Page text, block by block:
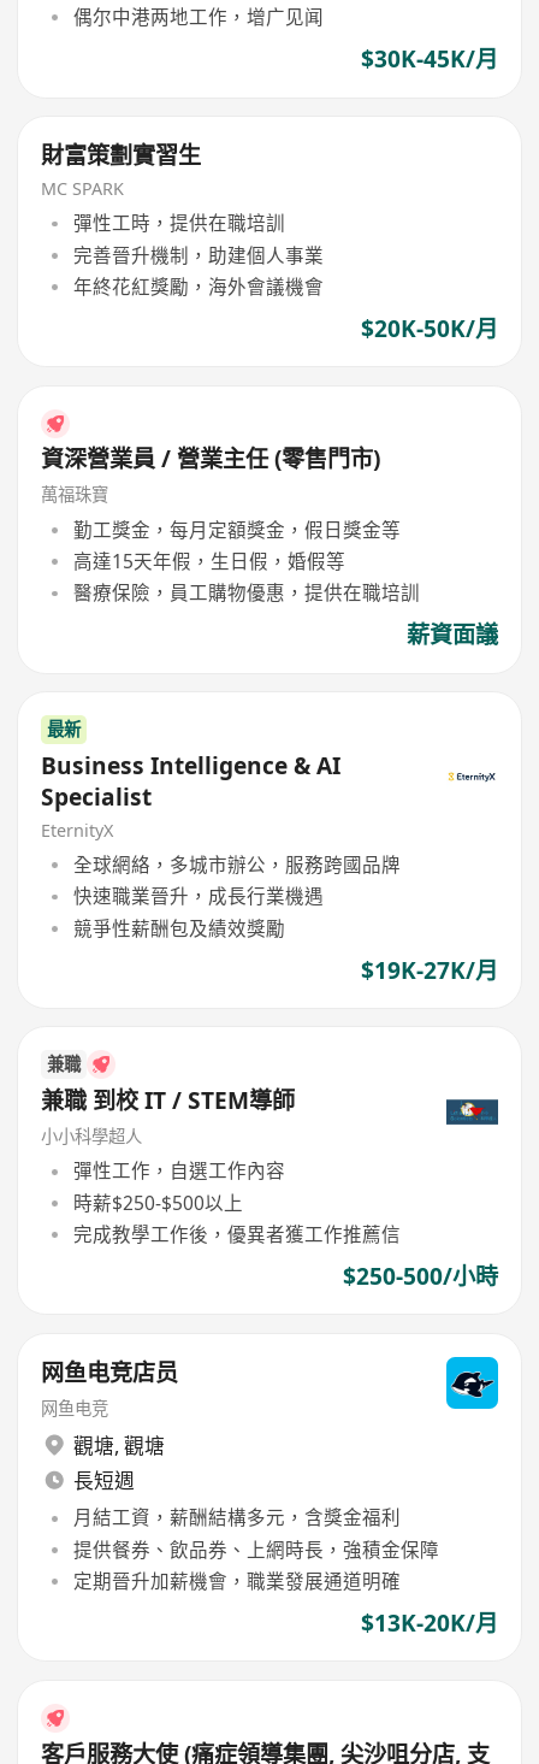
偶尔中港两地工作，增广见闻
$30K-45K/月
財富策劃實習生
MC SPARK
彈性工時，提供在職培訓
完善晉升機制，助建個人事業
年終花紅獎勵，海外會議機會
$20K-50K/月
資深營業員 / 營業主任 (零售門市)
萬福珠寶
勤工獎金，每月定額獎金，假日獎金等
高達15天年假，生日假，婚假等
醫療保險，員工購物優惠，提供在職培訓
薪資面議
最新
Business Intelligence & AI
Specialist
EternityX
全球網絡，多城市辦公，服務跨國品牌
快速職業晉升，成長行業機遇
競爭性薪酬包及績效獎勵
$19K-27K/月
兼職
兼職 到校 IT / STEM導師
小小科學超人
彈性工作，自選工作內容
時薪$250-$500以上
完成教學工作後，優異者獲工作推薦信
$250-500/小時
网鱼电竞店员
网鱼电竞
觀塘, 觀塘
長短週
月結工資，薪酬結構多元，含獎金福利
提供餐券、飲品券、上網時長，強積金保障
定期晉升加薪機會，職業發展通道明確
$13K-20K/月
客戶服務大使 (痛症領導集團, 尖沙咀分店, 支